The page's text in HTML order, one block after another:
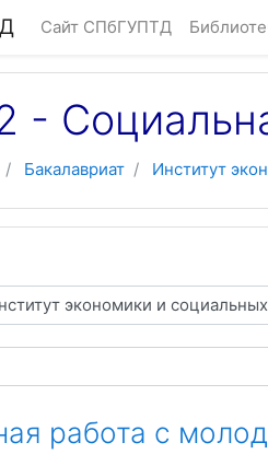
Сайт СПбГУПТД
-
Бакалавриат Институт
работа с